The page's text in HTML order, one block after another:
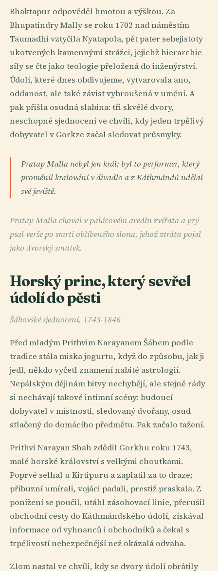
Bhaktapur odpověděl hmotou a výškou. Za
Bhupatindry Mally se roku 1702 nad náměstím
Taumadhi vztyčila Nyatapola, pět pater sebejistoty
ukotvených kamennými strážci, jejichž hierarchie
síly se čte jako teologie přeložená do inženýrství.
Údolí, které dnes obdivujeme, vytvarovala ano,
oddanost, ale také závist vybroušená v umění. A
pak přišla osudná slabina: tři skvělé dvory,
neschopné sjednocení ve chvíli, kdy jeden trpělivý
dobyvatel v Gorkze začal sledovat průsmyky.
Pratap Malla nebyl jen král; byl to performer, který
proměnil kralování v divadlo a z Káthmándú udělal
své jeviště.
Pratap Malla choval v palácovém areálu zvířata a prý
psal verše po smrti oblíbeného slona, jehož ztrátu pojal
jako dvorský smutek.
Horský princ, který sevřel
údolí do pěsti
Šáhovské sjednocení, 1743-1846
Před mladým Prithvim Narayanem Šáhem podle
tradice stála miska jogurtu, když do způsobu, jak ji
jedl, někdo vyčetl znamení nabité astrologií.
Nepálským dějinám bitvy nechybějí, ale stejně rády
si nechávají takové intimní scény: budoucí
dobyvatel v místnosti, sledovaný dvořany, osud
stlačený do domácího předmětu. Pak začalo tažení.
Prithvi Narayan Shah zdědil Gorkhu roku 1743,
malé horské království s velkými choutkami.
Poprvé selhal u Kirtipuru a zaplatil za to draze;
příbuzní umírali, vojáci padali, prestiž praskala. Z
ponížení se poučil, utáhl zásobovací linie, přerušil
obchodní cesty do Káthmándského údolí, získával
informace od vyhnanců i obchodníků a čekal s
trpělivostí nebezpečnější než okázalá odvaha.
Zlom nastal ve chvíli, kdy se dvory údolí obrátily